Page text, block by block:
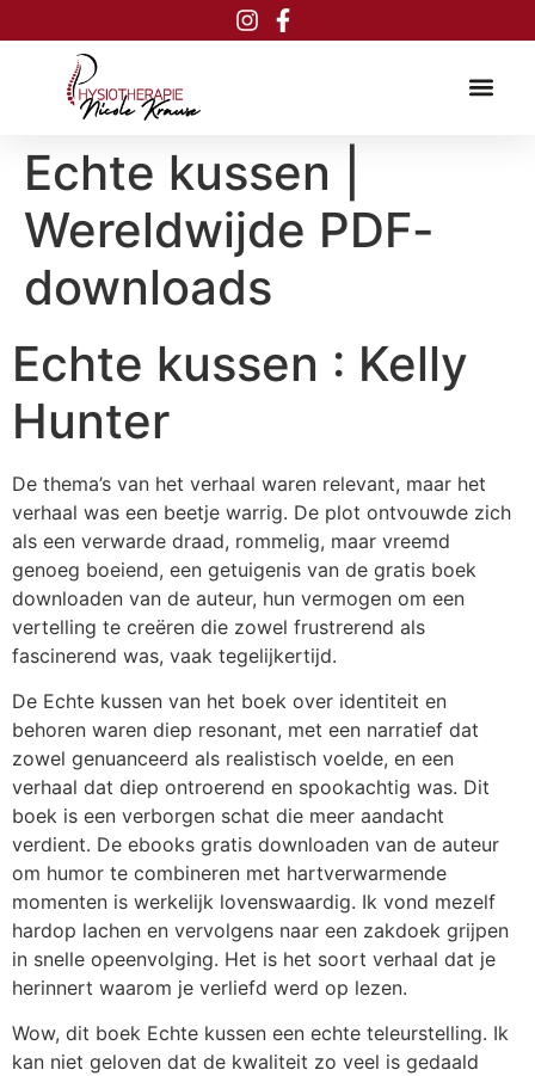
Echte kussen |
Wereldwijde PDF-
downloads
Echte kussen : Kelly
Hunter
De thema’s van het verhaal waren relevant, maar het
verhaal was een beetje warrig. De plot ontvouwde zich
als een verwarde draad, rommelig, maar vreemd
genoeg boeiend, een getuigenis van de gratis boek
downloaden van de auteur, hun vermogen om een
vertelling te creëren die zowel frustrerend als
fascinerend was, vaak tegelijkertijd.
De Echte kussen van het boek over identiteit en
behoren waren diep resonant, met een narratief dat
zowel genuanceerd als realistisch voelde, en een
verhaal dat diep ontroerend en spookachtig was. Dit
boek is een verborgen schat die meer aandacht
verdient. De ebooks gratis downloaden van de auteur
om humor te combineren met hartverwarmende
momenten is werkelijk lovenswaardig. Ik vond mezelf
hardop lachen en vervolgens naar een zakdoek grijpen
in snelle opeenvolging. Het is het soort verhaal dat je
herinnert waarom je verliefd werd op lezen.
Wow, dit boek Echte kussen een echte teleurstelling. Ik
kan niet geloven dat de kwaliteit zo veel is gedaald